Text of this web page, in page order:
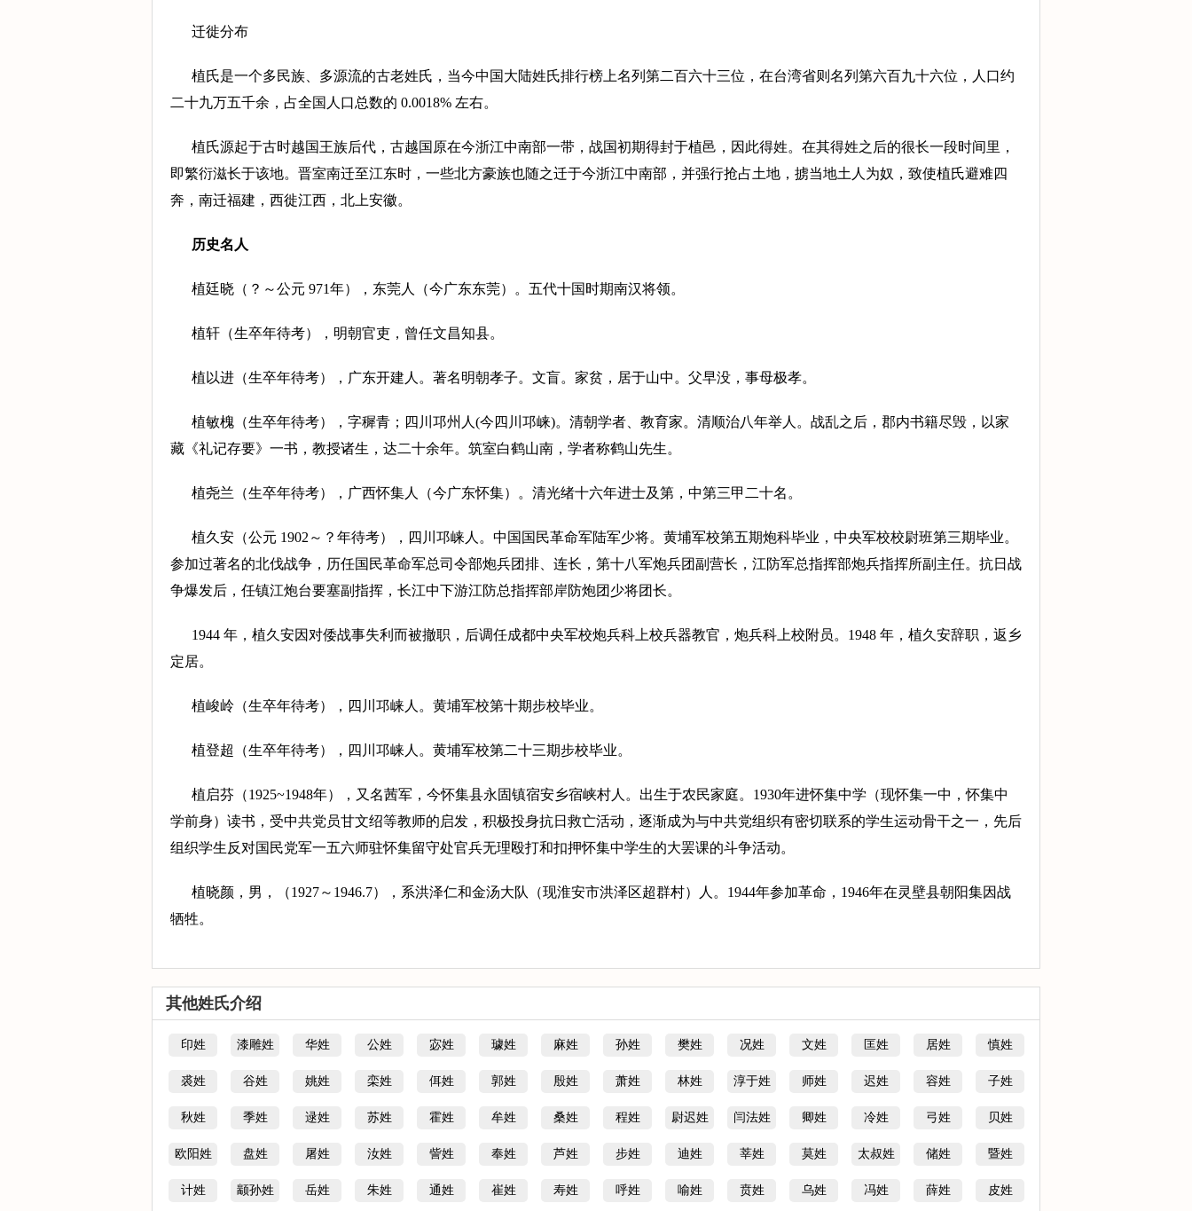
迁徙分布
植氏是一个多民族、多源流的古老姓氏，当今中国大陆姓氏排行榜上名列第二百六十三位，在台湾省则名列第六百九十六位，人口约
二十九万五千余，占全国人口总数的 0.0018% 左右。
植氏源起于古时越国王族后代，古越国原在今浙江中南部一带，战国初期得封于植邑，因此得姓。在其得姓之后的很长一段时间里，
即繁衍滋长于该地。晋室南迁至江东时，一些北方豪族也随之迁于今浙江中南部，并强行抢占土地，掳当地土人为奴，致使植氏避难四
奔，南迁福建，西徙江西，北上安徽。
历史名人
植廷晓（？～公元 971年），东莞人（今广东东莞）。五代十国时期南汉将领。
植轩（生卒年待考），明朝官吏，曾任文昌知县。
植以进（生卒年待考），广东开建人。著名明朝孝子。文盲。家贫，居于山中。父早没，事母极孝。
植敏槐（生卒年待考），字穉青；四川邛州人(今四川邛崃)。清朝学者、教育家。清顺治八年举人。战乱之后，郡内书籍尽毁，以家
藏《礼记存要》一书，教授诸生，达二十余年。筑室白鹤山南，学者称鹤山先生。
植尧兰（生卒年待考），广西怀集人（今广东怀集）。清光绪十六年进士及第，中第三甲二十名。
植久安（公元 1902～？年待考），四川邛崃人。中国国民革命军陆军少将。黄埔军校第五期炮科毕业，中央军校校尉班第三期毕业。
参加过著名的北伐战争，历任国民革命军总司令部炮兵团排、连长，第十八军炮兵团副营长，江防军总指挥部炮兵指挥所副主任。抗日战
争爆发后，任镇江炮台要塞副指挥，长江中下游江防总指挥部岸防炮团少将团长。
1944 年，植久安因对倭战事失利而被撤职，后调任成都中央军校炮兵科上校兵器教官，炮兵科上校附员。1948 年，植久安辞职，返乡
定居。
植峻岭（生卒年待考），四川邛崃人。黄埔军校第十期步校毕业。
植登超（生卒年待考），四川邛崃人。黄埔军校第二十三期步校毕业。
植启芬（1925~1948年），又名茜军，今怀集县永固镇宿安乡宿峡村人。出生于农民家庭。1930年进怀集中学（现怀集一中，怀集中
学前身）读书，受中共党员甘文绍等教师的启发，积极投身抗日救亡活动，逐渐成为与中共党组织有密切联系的学生运动骨干之一，先后
组织学生反对国民党军一五六师驻怀集留守处官兵无理殴打和扣押怀集中学生的大罢课的斗争活动。
植晓颜，男，（1927～1946.7），系洪泽仁和金汤大队（现淮安市洪泽区超群村）人。1944年参加革命，1946年在灵壁县朝阳集因战
牺牲。
其他姓氏介绍
印姓 漆雕姓 华姓 公姓 宓姓 璩姓 麻姓 孙姓 樊姓 况姓 文姓 匡姓 居姓 慎姓
裘姓 谷姓 姚姓 栾姓 佴姓 郭姓 殷姓 萧姓 林姓 淳于姓 师姓 迟姓 容姓 子姓
秋姓 季姓 逯姓 苏姓 霍姓 牟姓 桑姓 程姓 尉迟姓 闫法姓 卿姓 冷姓 弓姓 贝姓
欧阳姓 盘姓 屠姓 汝姓 訾姓 奉姓 芦姓 步姓 迪姓 莘姓 莫姓 太叔姓 储姓 暨姓
计姓 颛孙姓 岳姓 朱姓 通姓 崔姓 寿姓 呼姓 喻姓 贲姓 乌姓 冯姓 薛姓 皮姓